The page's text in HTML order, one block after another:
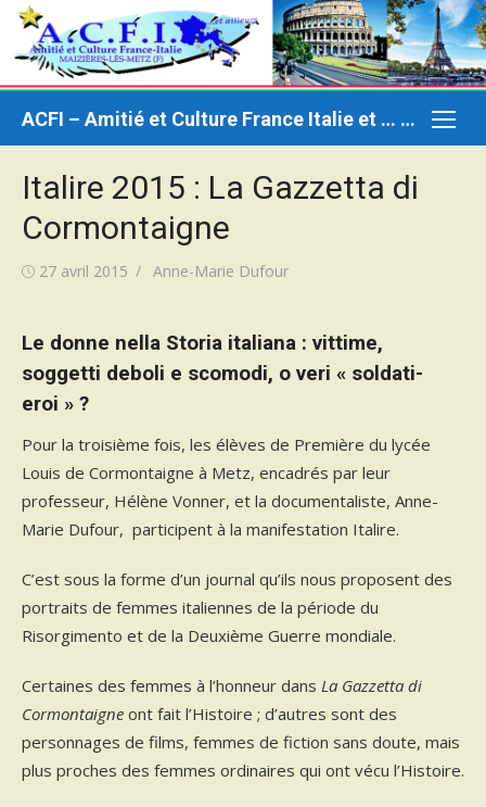
Aller
contenu
ACFI – Amitié et Culture France Italie et … ailleurs
Italire 2015 : La Gazzetta di
Cormontaigne
Publié27 avril 2015 Auteur/autrice
Anne-Marie Dufour
Le donne nella Storia italiana : vittime,
soggetti deboli e scomodi, o veri « soldati-
eroi » ?
Pour la troisième fois, les élèves de Première du lycée
Louis de Cormontaigne à Metz, encadrés par leur
professeur, Hélène Vonner, et la documentaliste, Anne-
Marie Dufour, participent à la manifestation Italire.
C’est sous la forme d’un journal qu’ils nous proposent des
portraits de femmes italiennes de la période du
Risorgimento et de la Deuxième Guerre mondiale.
Certaines des femmes à l’honneur dans La Gazzetta di
Cormontaigne ont fait l’Histoire ; d’autres sont des
personnages de films, femmes de fiction sans doute, mais
plus proches des femmes ordinaires qui ont vécu l’Histoire.